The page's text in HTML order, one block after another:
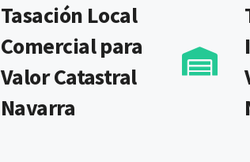
Tasación Local
Comercial para
Valor Catastral
Navarra